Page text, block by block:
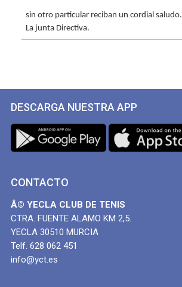
sin otro particular reciban un cordial saludo.
La junta Directiva.
DESCARGA NUESTRA APP
CONTACTO
Â© YECLA CLUB DE TENIS
CTRA. FUENTE ALAMO KM 2,5.
YECLA 30510 MURCIA
Telf. 628 062 451
info@yct.es